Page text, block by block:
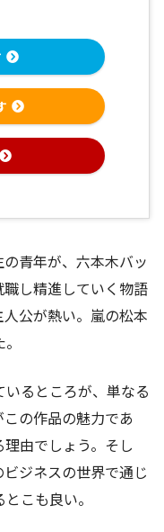
青年が、六本木バッ
し精進していく物語
公が熱い。嵐の松本
るところが、単なる
の作品の魅力であ
由でしょう。そし
ジネスの世界で通じ
こも良い。